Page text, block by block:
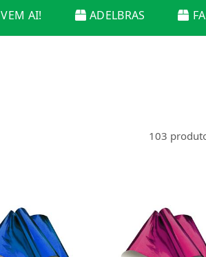
VEM AI! ADELBRAS
103